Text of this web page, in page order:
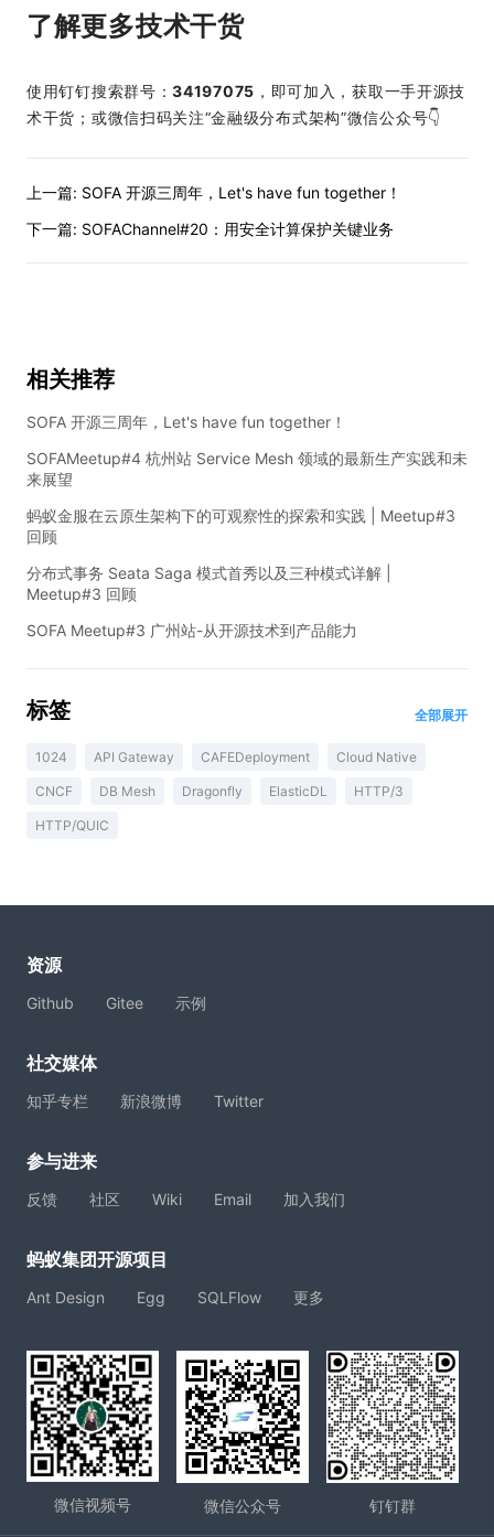
了解更多技术干货
使用钉钉搜索群号：34197075 ，即可加入，获取一手开源技
术干货；或微信扫码关注“金融级分布式架构”微信公众号👇
上一篇: SOFA 开源三周年，Let's have fun together！
下一篇: SOFAChannel#20：用安全计算保护关键业务
相关推荐
SOFA 开源三周年，Let's have fun together！
SOFAMeetup#4 杭州站 Service Mesh 领域的最新生产实践和未
来展望
蚂蚁金服在云原生架构下的可观察性的探索和实践 | Meetup#3
回顾
分布式事务 Seata Saga 模式首秀以及三种模式详解 |
Meetup#3 回顾
SOFA Meetup#3 广州站-从开源技术到产品能力
标签 全部展开
1024 API Gateway CAFEDeployment Cloud Native
CNCF DB Mesh Dragonfly ElasticDL HTTP/3
HTTP/QUIC
资源
Github Gitee 示例
社交媒体
知乎专栏 新浪微博 Twitter
参与进来
反馈 社区 Wiki Email 加入我们
蚂蚁集团开源项目
Ant Design Egg SQLFlow 更多
微信视频号 微信公众号 钉钉群